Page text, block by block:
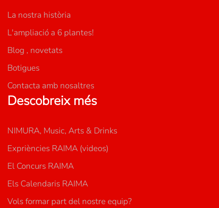
La nostra història
L'ampliació a 6 plantes!
Blog , novetats
Botigues
Contacta amb nosaltres
Descobreix més
NIMURA, Music, Arts & Drinks
Expriències RAIMA (videos)
El Concurs RAIMA
Els Calendaris RAIMA
Vols formar part del nostre equip?